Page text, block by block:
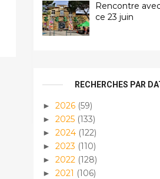
Rencontre
ce 23 juin
RECHERCHES PAR
► 2026 (59)
► 2025 (133)
► 2024 (122)
► 2023 (110)
► 2022 (128)
► 2021 (106)